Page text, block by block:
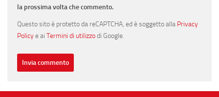
la prossima volta che commento.
Questo sito è protetto da reCAPTCHA, ed è soggetto alla Privacy
Policye ai Termini di utilizzodi Google.